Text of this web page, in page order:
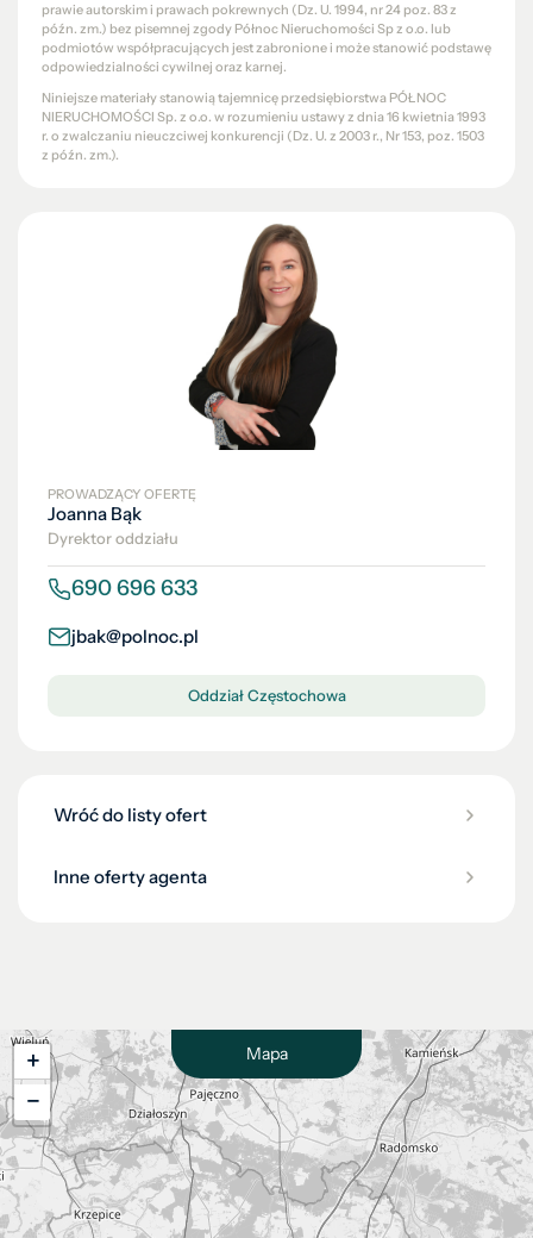
prawie autorskim i prawach pokrewnych (Dz. U. 1994, nr 24 poz. 83 z
późn. zm.) bez pisemnej zgody Północ Nieruchomości Sp z o.o. lub
podmiotów współpracujących jest zabronione i może stanowić podstawę
odpowiedzialności cywilnej oraz karnej.
Niniejsze materiały stanowią tajemnicę przedsiębiorstwa PÓŁNOC
NIERUCHOMOŚCI Sp. z o.o. w rozumieniu ustawy z dnia 16 kwietnia 1993
r. o zwalczaniu nieuczciwej konkurencji (Dz. U. z 2003 r., Nr 153, poz. 1503
z późn. zm.).
PROWADZĄCY OFERTĘ
Joanna Bąk
Dyrektor oddziału
690 696 633
jbak@polnoc.pl
Oddział Częstochowa
Wróć do listy ofert
Inne oferty agenta
Mapa
+
−